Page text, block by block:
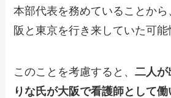
本部代表を務めていることか
阪と東京を行き来していた可能
このことを考慮すると、二人が
りな氏が大阪で看護師として